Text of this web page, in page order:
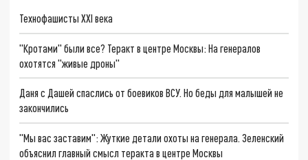
Технофашисты XXI века
"Кротами" были все? Теракт в центре Москвы: На генералов
охотятся "живые дроны"
Даня с Дашей спаслись от боевиков ВСУ. Но беды для малышей не
закончились
"Мы вас заставим": Жуткие детали охоты на генерала. Зеленский
объяснил главный смысл теракта в центре Москвы